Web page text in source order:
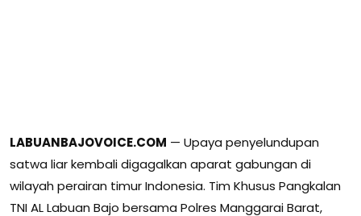
LABUANBAJOVOICE.COM — Upaya penyelundupan
satwa liar kembali digagalkan aparat gabungan di
wilayah perairan timur Indonesia. Tim Khusus Pangkalan
TNI AL Labuan Bajo bersama Polres Manggarai Barat,